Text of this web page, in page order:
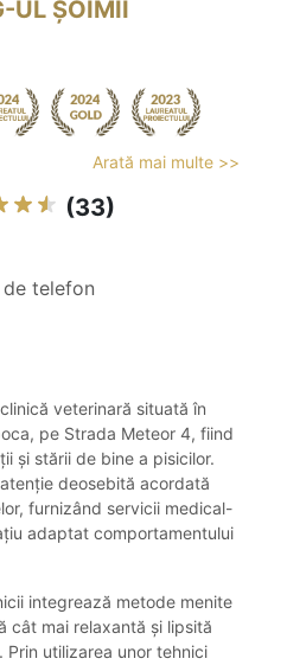
UL ȘOIMII
Arată mai multe >>
(33)
telefon
veterinară situată în
pe Strada Meteor 4, fiind
și stării de bine a pisicilor.
deosebită acordată
furnizând servicii medical-
adaptat comportamentului
integrează metode menite
cât mai relaxantă și lipsită
utilizarea unor tehnici